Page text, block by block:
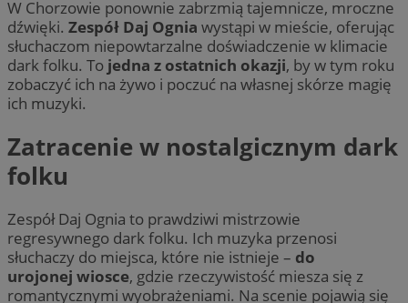
W Chorzowie ponownie zabrzmią tajemnicze, mroczne
dźwięki. Zespół Daj Ognia wystąpi w mieście, oferując
słuchaczom niepowtarzalne doświadczenie w klimacie
dark folku. To jedna z ostatnich okazji, by w tym roku
zobaczyć ich na żywo i poczuć na własnej skórze magię
ich muzyki.
Zatracenie w nostalgicznym dark
folku
Zespół Daj Ognia to prawdziwi mistrzowie
regresywnego dark folku. Ich muzyka przenosi
słuchaczy do miejsca, które nie istnieje – do
urojonej wiosce, gdzie rzeczywistość miesza się z
romantycznymi wyobrażeniami. Na scenie pojawią się